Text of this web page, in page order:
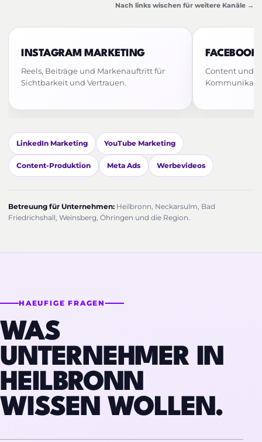
Nach links wischen für weitere Kanäle →
INSTAGRAM MARKETING
Reels, Beiträge und Markenauftritt für
Sichtbarkeit und Vertrauen.
Content und
LinkedIn Marketing YouTube Marketing
Content-Produktion Meta Ads Werbevideos
Betreuung für Unternehmen: Heilbronn, Neckarsulm, Bad
Friedrichshall, Weinsberg, Öhringen und die Region.
HAEUFIGE FRAGEN
WAS
UNTERNEHMER IN
HEILBRONN
WISSEN WOLLEN.